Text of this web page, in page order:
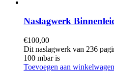
Naslagwerk
€100,00
Dit naslagwerk van 236
100 mbar is
Toevoegen aan winkelwagen